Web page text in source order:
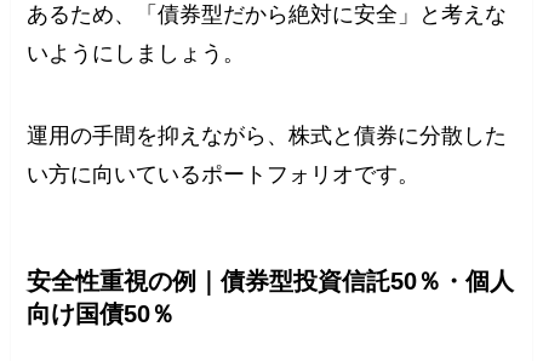
あるため、「債券型だから絶対に安全」と考えな
いようにしましょう。
運用の手間を抑えながら、株式と債券に分散した
い方に向いているポートフォリオです。
安全性重視の例｜債券型投資信託50％・個人
向け国債50％